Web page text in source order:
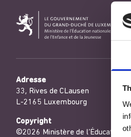
Adresse
33, Rives de CLausen
L-2165 Luxembourg
Copyright
©2026 Ministère de l’Éducation